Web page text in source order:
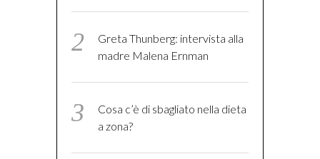
Greta Thunberg: intervista alla
madre Malena Ernman
Cosa c’è di sbagliato nella dieta
a zona?